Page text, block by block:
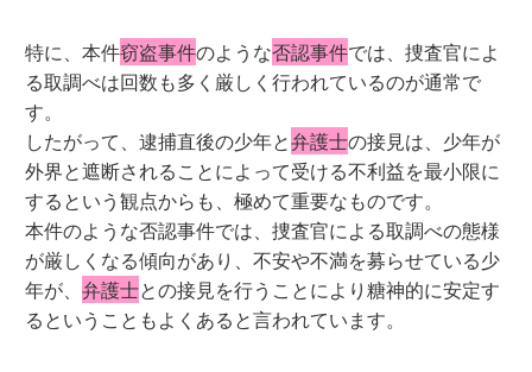
特に、本件窃盗事件のような否認事件では、捜査官によ
る取調べは回数も多く厳しく行われているのが通常で
す。
したがって、逮捕直後の少年と弁護士の接見は、少年が
外界と遮断されることによって受ける不利益を最小限に
するという観点からも、極めて重要なものです。
本件のような否認事件では、捜査官による取調べの態様
が厳しくなる傾向があり、不安や不満を募らせている少
年が、弁護士との接見を行うことにより糖神的に安定す
るということもよくあると言われています。